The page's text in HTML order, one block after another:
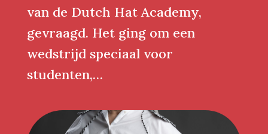
van de Dutch Hat Academy,
gevraagd. Het ging om een
wedstrijd speciaal voor
studenten,…